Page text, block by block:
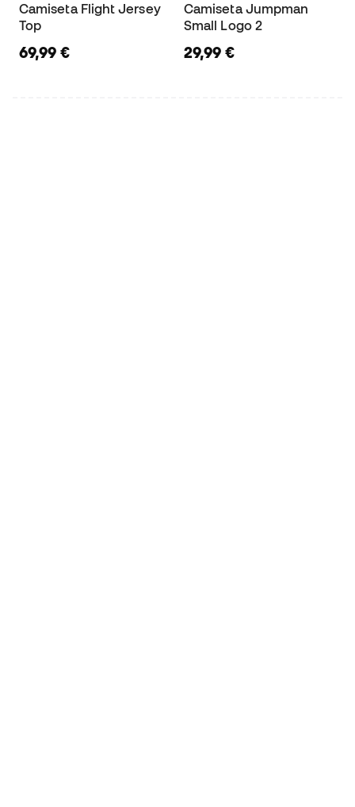
Camiseta Flight Jersey
Top
69,99 €
Camiseta Jumpman
Small Logo 2
29,99 €